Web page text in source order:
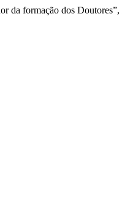
da formação dos Doutores”,